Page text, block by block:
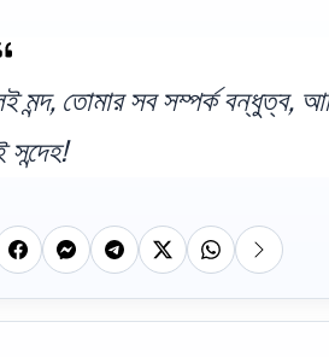
মন্দ, তোমার সব সম্পর্ক বন্ধুত্ব,